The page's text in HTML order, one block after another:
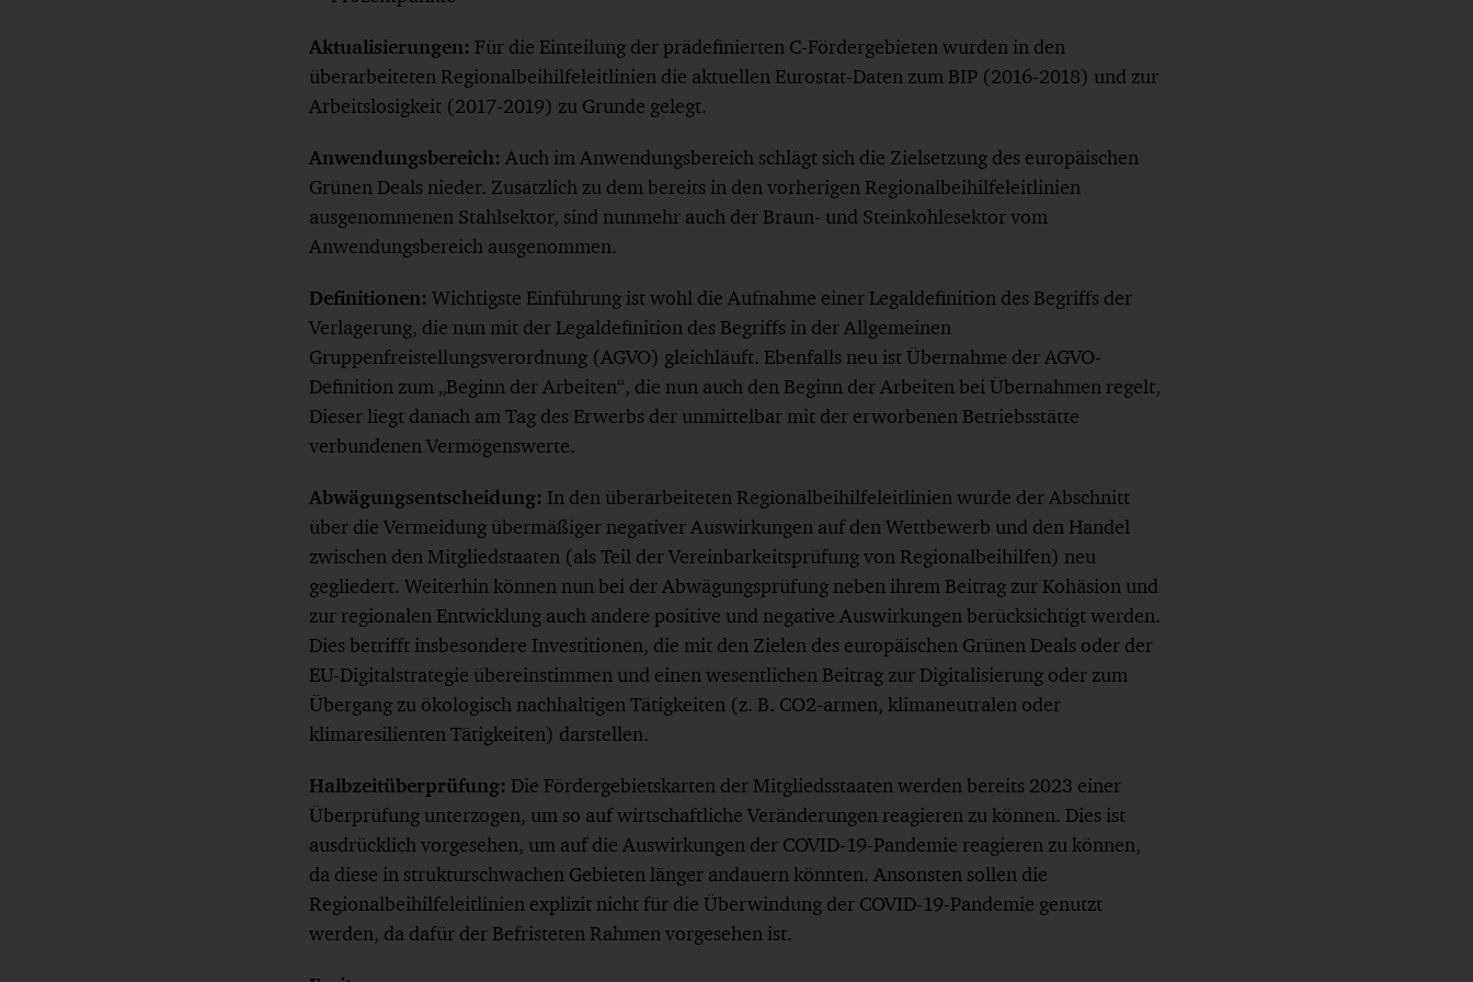
Aktualisierungen: Für die Einteilung der prädefinierten C-Fördergebieten wurden in den
überarbeiteten Regionalbeihilfeleitlinien die aktuellen Eurostat-Daten zum BIP (2016-2018) und zur
Arbeitslosigkeit (2017-2019) zu Grunde gelegt.
Anwendungsbereich: Auch im Anwendungsbereich schlägt sich die Zielsetzung des europäischen
Grünen Deals nieder. Zusätzlich zu dem bereits in den vorherigen Regionalbeihilfeleitlinien
ausgenommenen Stahlsektor, sind nunmehr auch der Braun- und Steinkohlesektor vom
Anwendungsbereich ausgenommen.
Definitionen: Wichtigste Einführung ist wohl die Aufnahme einer Legaldefinition des Begriffs der
Verlagerung, die nun mit der Legaldefinition des Begriffs in der Allgemeinen
Gruppenfreistellungsverordnung (AGVO) gleichläuft. Ebenfalls neu ist Übernahme der AGVO-
Definition zum „Beginn der Arbeiten“, die nun auch den Beginn der Arbeiten bei Übernahmen regelt,
Dieser liegt danach am Tag des Erwerbs der unmittelbar mit der erworbenen Betriebsstätte
verbundenen Vermögenswerte.
Abwägungsentscheidung: In den überarbeiteten Regionalbeihilfeleitlinien wurde der Abschnitt
über die Vermeidung übermäßiger negativer Auswirkungen auf den Wettbewerb und den Handel
zwischen den Mitgliedstaaten (als Teil der Vereinbarkeitsprüfung von Regionalbeihilfen) neu
gegliedert. Weiterhin können nun bei der Abwägungsprüfung neben ihrem Beitrag zur Kohäsion und
zur regionalen Entwicklung auch andere positive und negative Auswirkungen berücksichtigt werden.
Dies betrifft insbesondere Investitionen, die mit den Zielen des europäischen Grünen Deals oder der
EU-Digitalstrategie übereinstimmen und einen wesentlichen Beitrag zur Digitalisierung oder zum
Übergang zu ökologisch nachhaltigen Tätigkeiten (z. B. CO2-armen, klimaneutralen oder
klimaresilienten Tätigkeiten) darstellen.
Halbzeitüberprüfung: Die Fördergebietskarten der Mitgliedsstaaten werden bereits 2023 einer
Überprüfung unterzogen, um so auf wirtschaftliche Veränderungen reagieren zu können. Dies ist
ausdrücklich vorgesehen, um auf die Auswirkungen der COVID-19-Pandemie reagieren zu können,
da diese in strukturschwachen Gebieten länger andauern könnten. Ansonsten sollen die
Regionalbeihilfeleitlinien explizit nicht für die Überwindung der COVID-19-Pandemie genutzt
werden, da dafür der Befristeten Rahmen vorgesehen ist.